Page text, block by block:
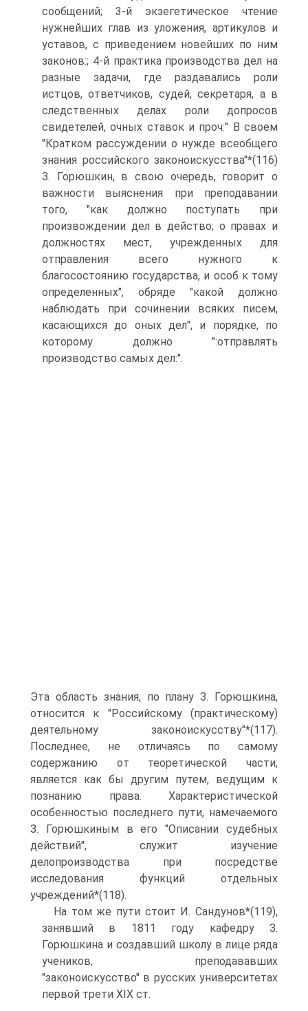
сообщений; 3-й экзегетическое чтение
нужнейших глав из уложения, артикулов и
уставов, с приведением новейших по ним
законов:; 4-й практика производства дел на
разные задачи, где раздавались роли
истцов, ответчиков, судей, секретаря, а в
следственных делах роли допросов
свидетелей, очных ставок и проч:" В своем
"Кратком рассуждении о нужде всеобщего
знания российского законоискусства"*(116)
З. Горюшкин, в свою очередь, говорит о
важности выяснения при преподавании
того, "как должно поступать при
произвождении дел в действо; о правах и
должностях мест, учрежденных для
отправления всего нужного к
благосостоянию государства, и особ к тому
определенных", обряде "какой должно
наблюдать при сочинении всяких писем,
касающихся до оных дел", и порядке, по
которому должно ":отправлять
производство самых дел:".
Эта область знания, по плану З. Горюшкина,
относится к "Российскому (практическому)
деятельному законоискусству"*(117).
Последнее, не отличаясь по самому
содержанию от теоретической части,
является как бы другим путем, ведущим к
познанию права. Характеристической
особенностью последнего пути, намечаемого
З. Горюшкиным в его "Описании судебных
действий", служит изучение
делопроизводства при посредстве
исследования функций отдельных
учреждений*(118).
На том же пути стоит И. Сандунов*(119),
занявший в 1811 году кафедру З.
Горюшкина и создавший школу в лице ряда
учеников, преподававших
"законоискусство" в русских университетах
первой трети XIX ст.